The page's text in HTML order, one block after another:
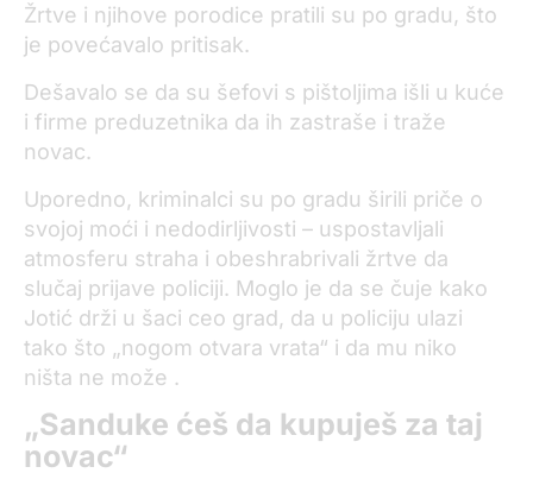
Žrtve i njihove porodice pratili su po gradu, što
je povećavalo pritisak.
Dešavalo se da su šefovi s pištoljima išli u kuće
i firme preduzetnika da ih zastraše i traže
novac.
Uporedno, kriminalci su po gradu širili priče o
svojoj moći i nedodirljivosti – uspostavljali
atmosferu straha i obeshrabrivali žrtve da
slučaj prijave policiji. Moglo je da se čuje kako
Jotić drži u šaci ceo grad, da u policiju ulazi
tako što „nogom otvara vrata“ i da mu niko
ništa ne može .
„Sanduke ćeš da kupuješ za taj
novac“